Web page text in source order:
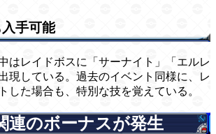
手可能
はレイドボスに「サーナイト」「エルレ
現している。過去のイベント同様に、レ
した場合も、特別な技を覚えている。
連のボーナスが発生